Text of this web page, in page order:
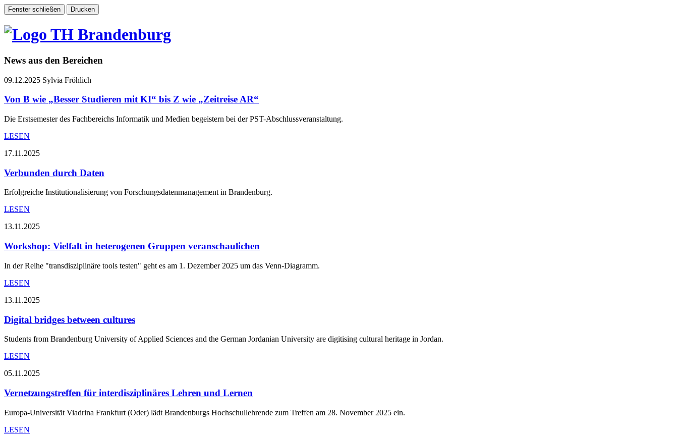
News aus den Bereichen
09.12.2025 Sylvia Fröhlich
Von B wie „Besser Studieren mit KI“ bis Z wie „Zeitreise AR“
Die Erstsemester des Fachbereichs Informatik und Medien begeistern bei der PST-Abschlussveranstaltung.
LESEN
17.11.2025
Verbunden durch Daten
Erfolgreiche Institutionalisierung von Forschungsdatenmanagement in Brandenburg.
LESEN
13.11.2025
Workshop: Vielfalt in heterogenen Gruppen veranschaulichen
In der Reihe "transdisziplinäre tools testen" geht es am 1. Dezember 2025 um das Venn-Diagramm.
LESEN
13.11.2025
Digital bridges between cultures
Students from Brandenburg University of Applied Sciences and the German Jordanian University are digitising cultural heritage in Jordan.
LESEN
05.11.2025
Vernetzungstreffen für interdisziplinäres Lehren und Lernen
Europa-Universität Viadrina Frankfurt (Oder) lädt Brandenburgs Hochschullehrende zum Treffen am 28. November 2025 ein.
LESEN